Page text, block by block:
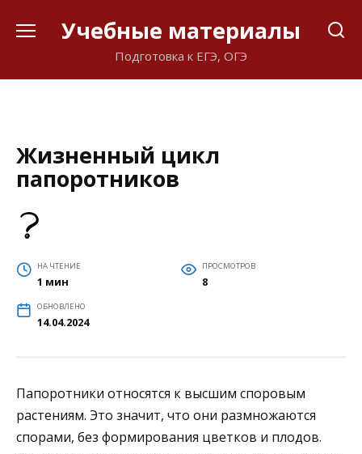
Учебные материалы
Подготовка к ЕГЭ, ОГЭ
Жизненный цикл
папоротников
НА ЧТЕНИЕ
1 мин
ПРОСМОТРОВ
8
ОБНОВЛЕНО
14.04.2024
Папоротники относятся к высшим споровым
растениям. Это значит, что они размножаются
спорами, без формирования цветков и плодов.